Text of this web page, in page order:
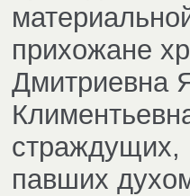
прихожане
Дмитриевна
страждущих,
павших